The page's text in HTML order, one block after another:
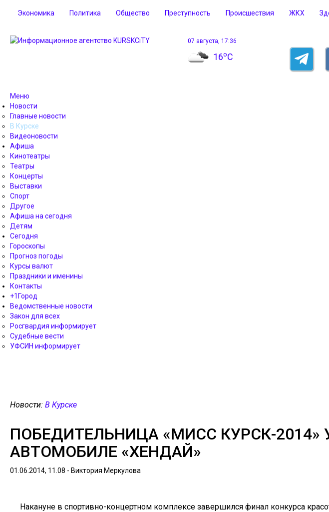
Экономика Политика Общество Преступность Происшествия ЖКХ
07 августа, 17:36
16oC
Меню
Новости
Главные новости
В Курске
Видеоновости
Афиша
Кинотеатры
Театры
Концерты
Выставки
Спорт
Другое
Афиша на сегодня
Детям
Сегодня
Гороскопы
Прогноз погоды
Курсы валют
Праздники и именины
Контакты
+1Город
Ведомственные новости
Закон для всех
Росгвардия информирует
Судебные вести
УФСИН информирует
Новости: В Курске
ПОБЕДИТЕЛЬНИЦА «МИСС КУРСК-
АВТОМОБИЛЕ «ХЕНДАЙ»
01.06.2014, 11.08 - Виктория Меркулова
Накануне в спортивно-концертном комплексе завершился финал конкурса